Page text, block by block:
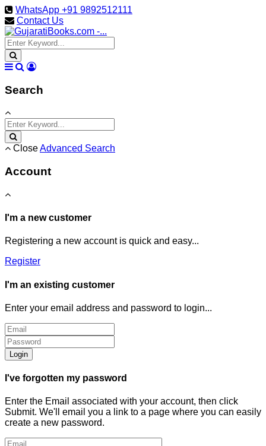
WhatsApp +91 9892512111
Contact Us
Search
CloseAdvanced Search
Account
I'm a new customer
Registering a new account is quick and easy...
Register
I'm an existing customer
Enter your email address and password to login...
Login
I've forgotten my password
Enter the Email associated with your account, then click
Submit. We'll email you a link to a page where you can easily
create a new password.